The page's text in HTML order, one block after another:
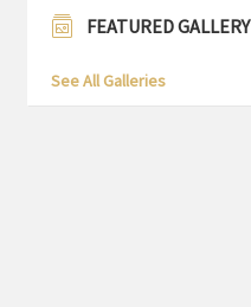
FEATURED GALLERY
See All Galleries